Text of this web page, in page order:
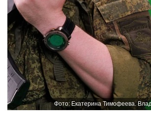
Фото: Екатерина Тимофеева.